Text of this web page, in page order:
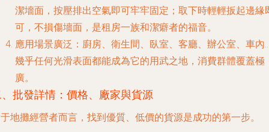
潔墻面，按壓排出空氣即可牢牢固定；取下時輕輕扳起邊緣
可，不損傷墻面，是租房一族和潔癖者的福音。
應用場景廣泛 ：廚房、衛生間、臥室、客廳、辦公室、車內
幾乎任何光滑表面都能成為它的用武之地，消費群體覆蓋極
廣。
批發詳情：價格、廠家與貨源
地攤經營者而言，找到優質、低價的貨源是成功的第一步。